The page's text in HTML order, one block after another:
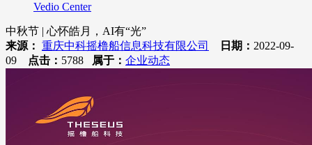
Vedio Center
中秋节 | 心怀皓月，AI有“光”
来源： 重庆中科摇橹船信息科技有限公司 日期： 2022-09-
09
点击： 5788 属于： 企业动态